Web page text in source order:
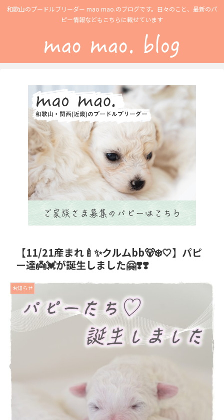
和歌山のプードルブリーダー mao mao.のブログです。日々のこと、最新のパ
ピー情報などもこちらに載せています
【11/21産まれ🍼✨クルムbb🐻‍❄️🤍】パピ
ー達👼💓が誕生しました🤗❣️❣️
お知らせ